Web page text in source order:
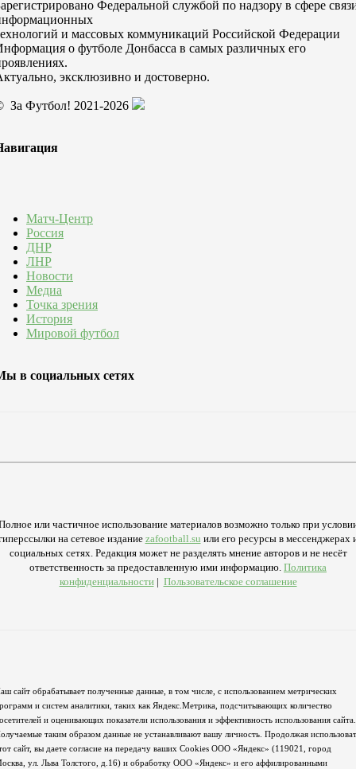
Федеральной службой по надзору в сфере
и массовых коммуникаций Российской Федерации
о футболе Донбасса в самых различных его
эксклюзивно и достоверно.
За Футбол! 2021-2026
Матч-Центр
Россия
ДНР
ЛНР
Новости
Медиа
Точка зрения
История
Мировой футбол
в социальных сетях
или частичное использование материалов возможно только при
на сетевое издание zafootball.su или его ресурсы в мессенджерах
социальных сетях. Редакция может не разделять мнение авторов и не несёт
ответственность за предоставленную ими информацию. Политика
конфиденциальности| Пользовательское соглашение
сайт обрабатывает полученные данные, в том числе, с использованием метрических
и систем аналитики, таких как Яндекс.Метрика, подсчитывающих количество
и оценивающих показатели использования и эффективность использования сайта.
таким образом данные не устанавливают вашу личность. Продолжая
сайт, вы даете согласие на передачу ваших Cookies ООО «Яндекс» (119021, город
ул. Льва Толстого, д.16) и обработку ООО «Яндекс» и его аффилированными